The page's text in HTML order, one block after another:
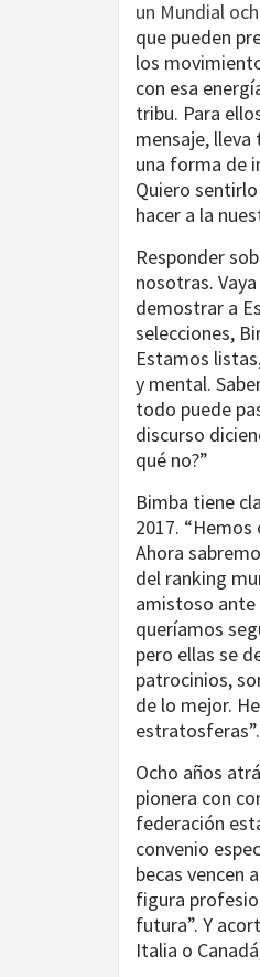
un Mundial
que pueden
los
con esa
tribu. Para
mensaje,
una forma de
Quiero
hacer a la
Responder
nosotras.
demostrar a
selecciones,
Estamos
y mental.
todo puede
discurso
qué no?”
Bimba tiene
2017.
Ahora
del ranking
amistoso ante
queríamos
pero ellas se
patrocinios,
de lo mejor.
Ocho años
pionera con
federación
convenio
becas vencen
figura
futura”. Y
Italia o